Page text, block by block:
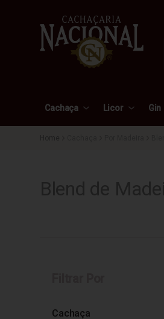
Cachaça Licor Gin
Cachaça